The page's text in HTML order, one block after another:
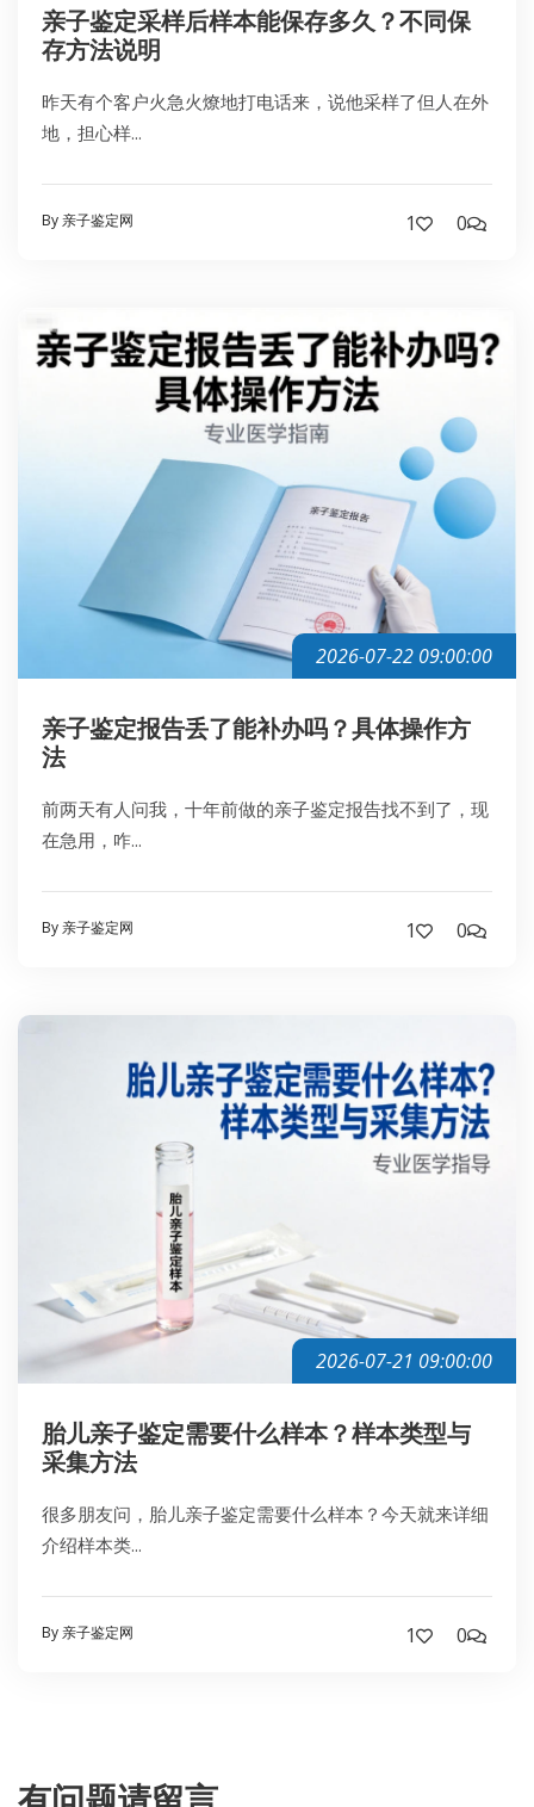
亲子鉴定采样后样本能保存多久？不同保
存方法说明
昨天有个客户火急火燎地打电话来，说他采样了但人在外
地，担心样...
By 亲子鉴定网 1 0
2026-07-22 09:00:00
亲子鉴定报告丢了能补办吗？具体操作方
法
前两天有人问我，十年前做的亲子鉴定报告找不到了，现
在急用，咋...
By 亲子鉴定网 1 0
2026-07-21 09:00:00
胎儿亲子鉴定需要什么样本？样本类型与
采集方法
很多朋友问，胎儿亲子鉴定需要什么样本？今天就来详细
介绍样本类...
By 亲子鉴定网 1 0